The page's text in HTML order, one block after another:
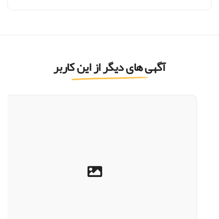
آگهی های دیگر از این کاربر